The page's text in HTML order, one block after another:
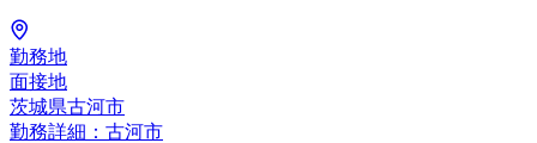
勤務地
面接地
茨城県古河市
勤務詳細：古河市